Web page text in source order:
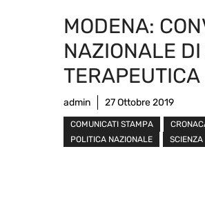
MODENA:
NAZIONALE
TERAPEUTICA
admin 27 Ottobre 2019
COMUNICATI STAMPA
POLITICA NAZIONALE
SCIENZA